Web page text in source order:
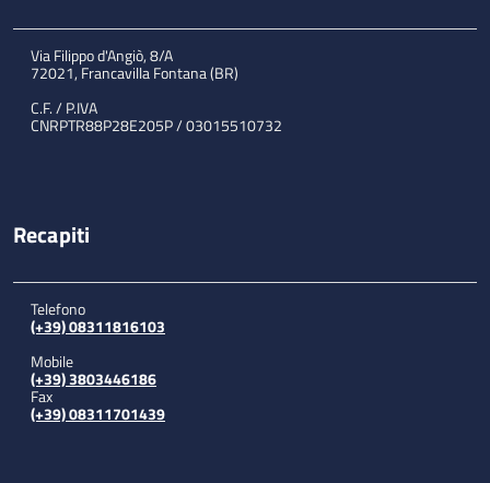
Via Filippo d'Angiò, 8/A
72021, Francavilla Fontana (BR)
C.F. / P.IVA
CNRPTR88P28E205P / 03015510732
Recapiti
Telefono
(+39) 08311816103
Mobile
(+39) 3803446186
Fax
(+39) 08311701439